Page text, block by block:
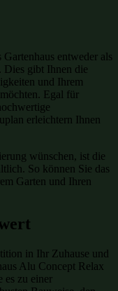
entweder als
Dies gibt Ihnen die
und Ihrem
Egal für
erleichtern Ihnen
wünschen, ist die
So können Sie das
Garten und Ihren
in Ihr Zuhause und
Alu Concept Relax
es zu einer